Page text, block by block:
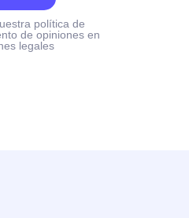
política de
de opiniones en
legales